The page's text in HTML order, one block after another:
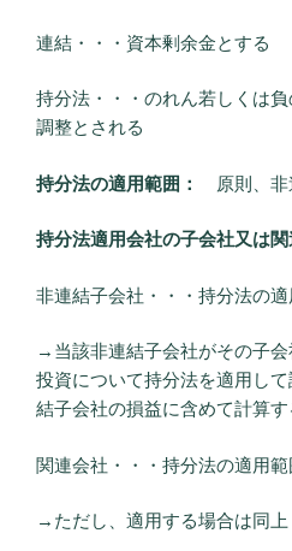
連結・・・資本剰余金とする
持分法・・・のれん若しくは
調整とされる
持分法の適用範囲： 原則、
持分法適用会社の子会社又は関
非連結子会社・・・持分法の
→当該非連結子会社がその子
投資について持分法を適用し
結子会社の損益に含めて計算す
関連会社・・・持分法の適用
→ただし、適用する場合は同上